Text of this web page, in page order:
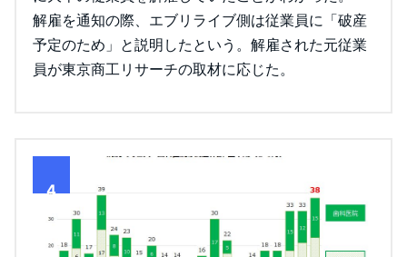
解雇を通知の際、エブリライブ側は従業員に「破産
予定のため」と説明したという。解雇された元従業
員が東京商工リサーチの取材に応じた。
4